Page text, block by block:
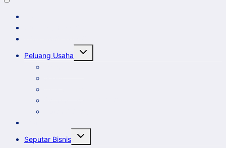
Peluang Usaha
Toggle
child
Seputar Bisnis
Toggle
child